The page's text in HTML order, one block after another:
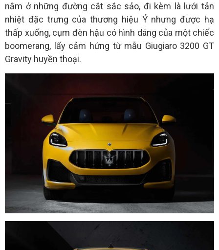
nằm ở những đường cắt sắc sảo, đi kèm là lưới tản
nhiệt đặc trưng của thương hiệu Ý nhưng được hạ
thấp xuống, cụm đèn hậu có hình dáng của một chiếc
boomerang, lấy cảm hứng từ mẫu Giugiaro 3200 GT
Gravity huyền thoại.